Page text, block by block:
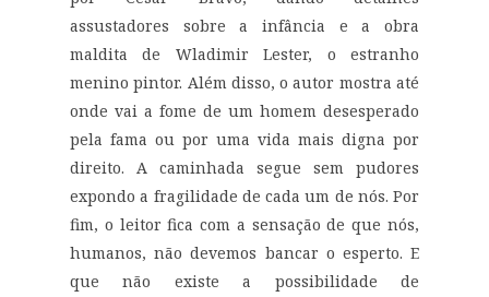
assustadores sobre a infância e a obra
maldita de Wladimir Lester, o estranho
menino pintor. Além disso, o autor mostra até
onde vai a fome de um homem desesperado
pela fama ou por uma vida mais digna por
direito. A caminhada segue sem pudores
expondo a fragilidade de cada um de nós. Por
fim, o leitor fica com a sensação de que nós,
humanos, não devemos bancar o esperto. E
que não existe a possibilidade de